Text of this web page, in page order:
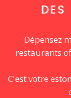
DES
Dépensez
restaurants
C'est votre